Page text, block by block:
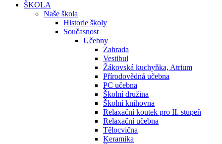
ŠKOLA
Naše škola
Historie školy
Současnost
Učebny
Zahrada
Vestibul
Žákovská kuchyňka, Atrium
Přírodovědná učebna
PC učebna
Školní družina
Školní knihovna
Relaxační koutek pro II. stupeň
Relaxační učebna
Tělocvična
Keramika